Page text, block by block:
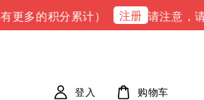
多的积分累计） 注册 请注意，请注
登入 购物车